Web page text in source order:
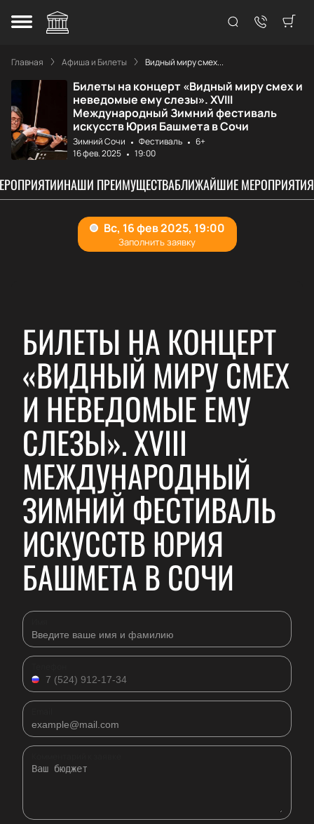
Главная Афиша и Билеты Видный миру смех...
Билеты на концерт «Видный миру смех и
неведомые ему слезы». XVIII
Международный Зимний фестиваль
искусств Юрия Башмета в Сочи
Зимний Сочи Фестиваль
6+
16 фев. 2025
19:00
НАШИ ПРЕИМУЩЕСТВАБЛИЖАЙШИЕ МЕРОПРИЯТИЯ
БИЛЕТЫ НА КОНЦЕРТ
«ВИДНЫЙ МИРУ СМЕХ
И НЕВЕДОМЫЕ ЕМУ
СЛЕЗЫ». XVIII
МЕЖДУНАРОДНЫЙ
ЗИМНИЙ ФЕСТИВАЛЬ
ИСКУССТВ ЮРИЯ
БАШМЕТА В СОЧИ